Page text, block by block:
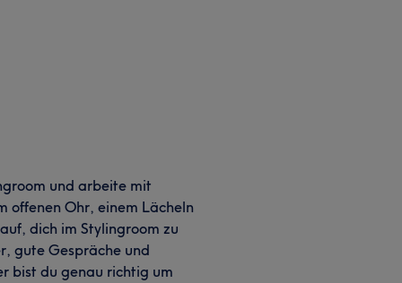
und arbeite mit
offenen Ohr, einem Lächeln
dich im Stylingroom zu
gute Gespräche und
bist du genau richtig um